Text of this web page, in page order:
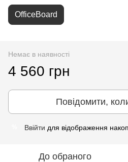
OfficeBoard
Немає в наявності
4 560 грн
Повідомити,
Ввійти для відображення
До обраного